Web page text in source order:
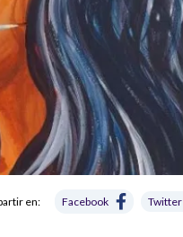
en: Facebook Twitter